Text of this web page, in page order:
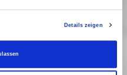
Details zeigen